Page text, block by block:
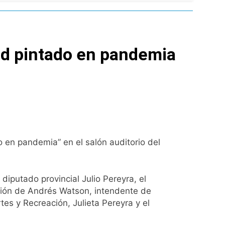
Street y el riesgo país quedó al borde
como «delincuentes anarquistas»
más bajas de la semana
capítulo
hubo detenidos y
pintado en pandemia
pandemia” en el salón auditorio del
provincial Julio Pereyra, el
de Andrés Watson, intendente de
y Recreación, Julieta Pereyra y el